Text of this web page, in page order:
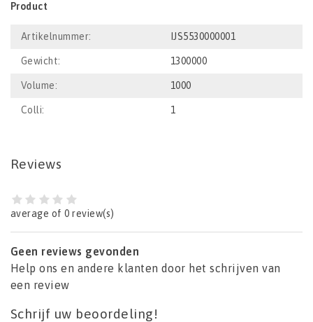
Product
Artikelnummer: IJS5530000001
Gewicht: 1300000
Volume: 1000
Colli: 1
Reviews
average of 0 review(s)
Geen reviews gevonden
Help ons en andere klanten door het schrijven van
een review
Schrijf uw beoordeling!